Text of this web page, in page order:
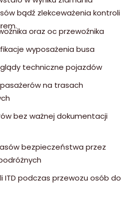
bądź zlekceważenia kontroli
oraz oc przewoźnika
wyposażenia busa
techniczne pojazdów
na trasach
bez ważnej dokumentacji
bezpieczeństwa przez
ITD podczas przewozu osób do